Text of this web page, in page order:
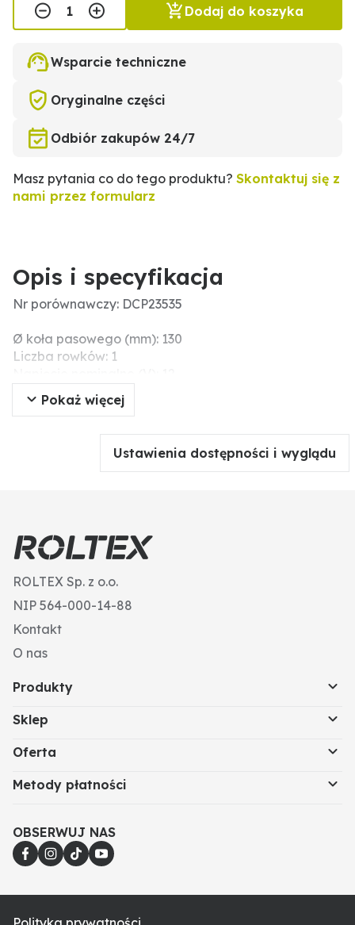
Dodaj do koszyka
Wsparcie techniczne
Oryginalne części
Odbiór zakupów 24/7
Masz pytania co do tego produktu? Skontaktuj się z
nami przez formularz
Opis i specyfikacja
Nr porównawczy: DCP23535
Ø koła pasowego (mm): 130
Liczba rowków: 1
Mocowanie: DM
Czynnik chłodniczy: R 134a
Pokaż więcej
Ustawienia dostępności i wyglądu
ROLTEX Sp. z o.o.
NIP 564-000-14-88
Kontakt
O nas
Produkty
Sklep
Oferta
Metody płatności
OBSERWUJ NAS